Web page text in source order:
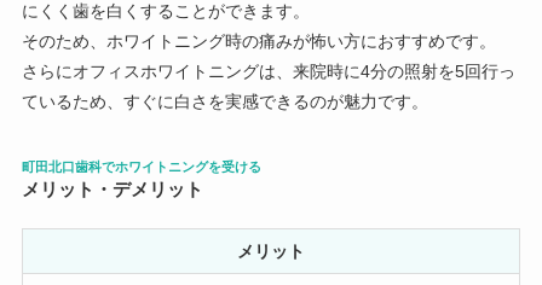
にくく歯を白くすることができます。
そのため、ホワイトニング時の痛みが怖い方におすすめです。
さらにオフィスホワイトニングは、来院時に4分の照射を5回行っ
ているため、すぐに白さを実感できるのが魅力です。
町田北口歯科でホワイトニングを受ける
メリット・デメリット
メリット